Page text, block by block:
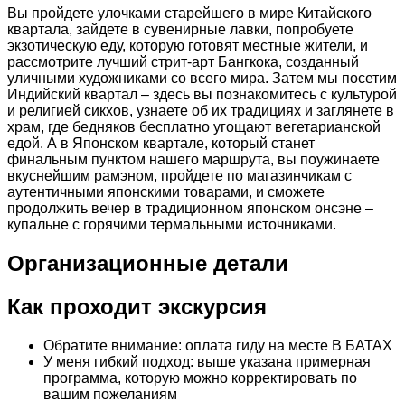
Вы пройдете улочками старейшего в мире Китайского
квартала, зайдете в сувенирные лавки, попробуете
экзотическую еду, которую готовят местные жители, и
рассмотрите лучший стрит-арт Бангкока, созданный
уличными художниками со всего мира. Затем мы посетим
Индийский квартал – здесь вы познакомитесь с культурой
и религией сикхов, узнаете об их традициях и заглянете в
храм, где бедняков бесплатно угощают вегетарианской
едой. А в Японском квартале, который станет
финальным пунктом нашего маршрута, вы поужинаете
вкуснейшим рамэном, пройдете по магазинчикам с
аутентичными японскими товарами, и сможете
продолжить вечер в традиционном японском онсэне –
купальне с горячими термальными источниками.
Организационные детали
Как проходит экскурсия
Обратите внимание: оплата гиду на месте В БАТАХ
У меня гибкий подход: выше указана примерная
программа, которую можно корректировать по
вашим пожеланиям